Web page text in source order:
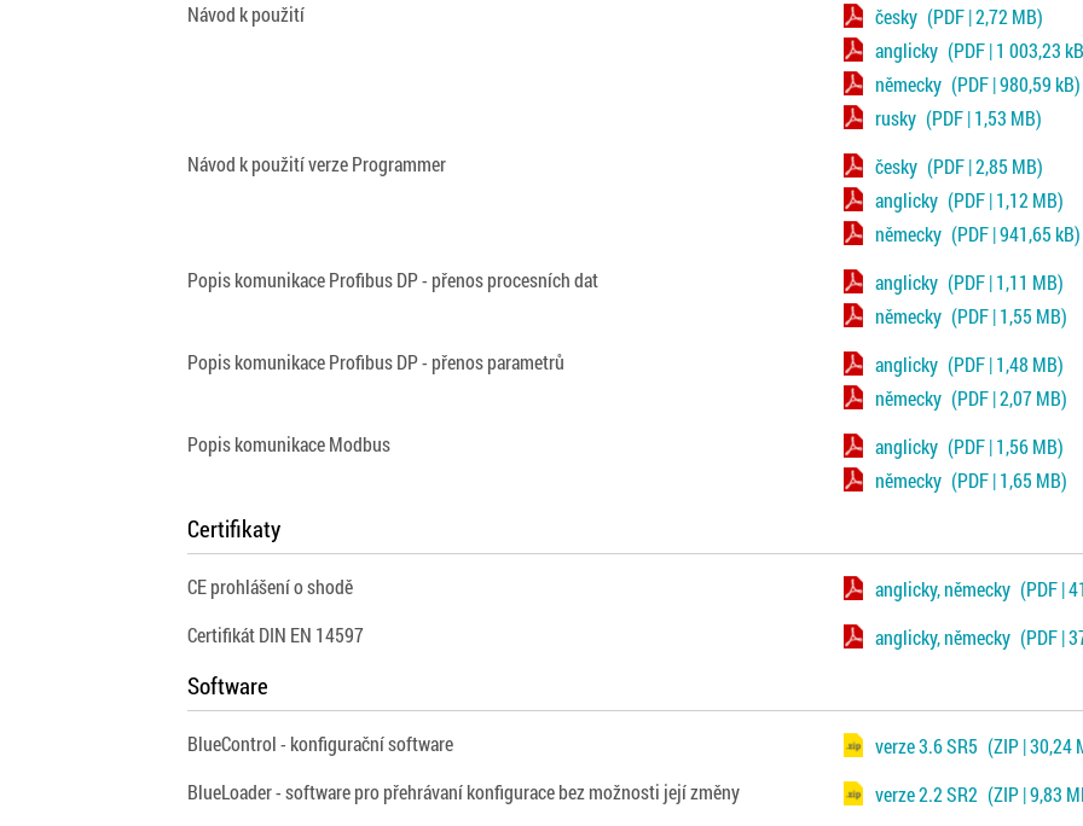
Návod k použití česky (PDF | 2,72 MB)
anglicky (PDF | 1 003,23
německy (PDF | 980,59 kB)
rusky (PDF | 1,53 MB)
Návod k použití verze Programmer
česky (PDF | 2,85 MB)
anglicky (PDF | 1,12 MB)
německy (PDF | 941,65 kB)
Popis komunikace Profibus DP - přenos procesních dat
anglicky (PDF | 1,11 MB)
německy (PDF | 1,55 MB)
Popis komunikace Profibus DP - přenos parametrů
anglicky (PDF | 1,48 MB)
německy (PDF | 2,07 MB)
Popis komunikace Modbus
anglicky (PDF | 1,56 MB)
německy (PDF | 1,65 MB)
Certifikaty
CE prohlášení o shodě anglicky, německy (PDF |
Certifikát DIN EN 14597
anglicky, německy (PDF |
Software
BlueControl - konfigurační software verze 3.6 SR5 (ZIP | 30,24
BlueLoader - software pro přehrávaní konfigurace bez možnosti její změny
verze 2.2 SR2 (ZIP | 9,83